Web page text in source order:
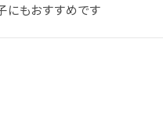
にもおすすめです